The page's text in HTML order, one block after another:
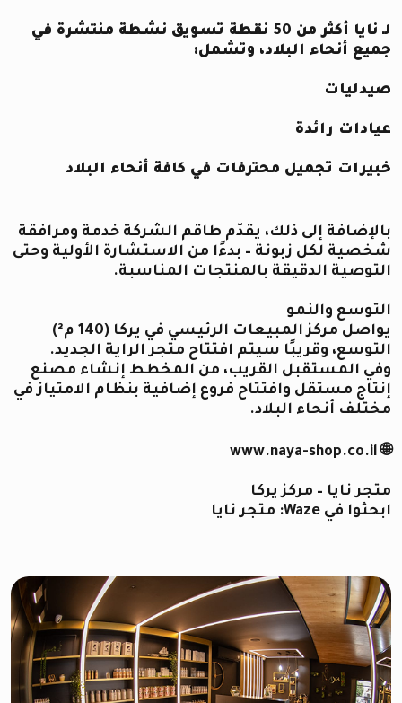
لـ نايا أكثر من 50 نقطة تسويق نشطة منتشرة في
جميع أنحاء البلاد، وتشمل:
صيدليات
عيادات رائدة
خبيرات تجميل محترفات في كافة أنحاء البلاد
بالإضافة إلى ذلك، يقدّم طاقم الشركة خدمة ومرافقة
شخصية لكل زبونة – بدءًا من الاستشارة الأولية وحتى
التوصية الدقيقة بالمنتجات المناسبة.
التوسع والنمو
يواصل مركز المبيعات الرئيسي في يركا (140 م²)
التوسع، وقريبًا سيتم افتتاح متجر الراية الجديد.
وفي المستقبل القريب، من المخطط إنشاء مصنع
إنتاج مستقل وافتتاح فروع إضافية بنظام الامتياز في
مختلف أنحاء البلاد.
🌐 www.naya-shop.co.il
متجر نايا – مركز يركا
ابحثوا في Waze: متجر نايا